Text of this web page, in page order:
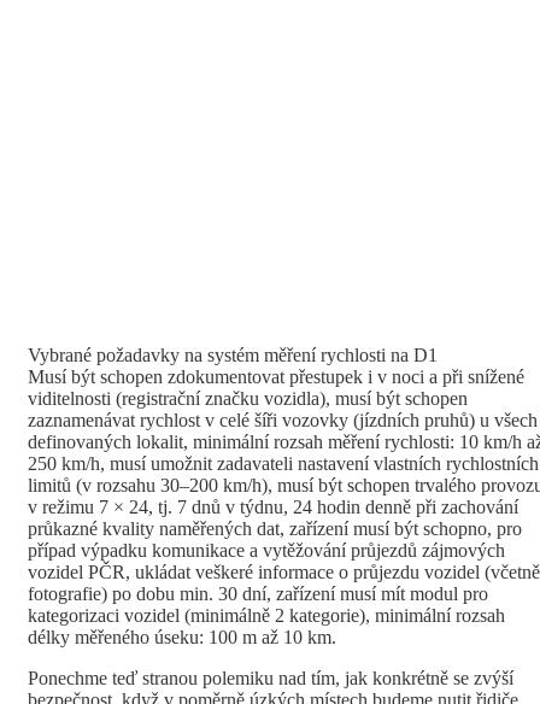
Vybrané požadavky na systém měření rychlosti na D1
Musí být schopen zdokumentovat přestupek i v noci a při snížené
viditelnosti (registrační značku vozidla), musí být schopen
zaznamenávat rychlost v celé šíři vozovky (jízdních pruhů) u všech
definovaných lokalit, minimální rozsah měření rychlosti: 10 km/h
250 km/h, musí umožnit zadavateli nastavení vlastních rychlostních
limitů (v rozsahu 30–200 km/h), musí být schopen trvalého
v režimu 7 × 24, tj. 7 dnů v týdnu, 24 hodin denně při zachování
průkazné kvality naměřených dat, zařízení musí být schopno, pro
případ výpadku komunikace a vytěžování průjezdů zájmových
vozidel PČR, ukládat veškeré informace o průjezdu vozidel (včetně
fotografie) po dobu min. 30 dní, zařízení musí mít modul pro
kategorizaci vozidel (minimálně 2 kategorie), minimální rozsah
délky měřeného úseku: 100 m až 10 km.
Ponechme teď stranou polemiku nad tím, jak konkrétně se zvýší
bezpečnost, když v poměrně úzkých místech budeme nutit řidiče,